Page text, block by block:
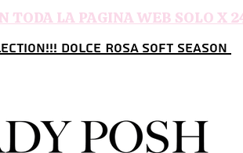
TODA LA PAGINA WEB SOLO X
DOLCE ROSA SOFT SEASON